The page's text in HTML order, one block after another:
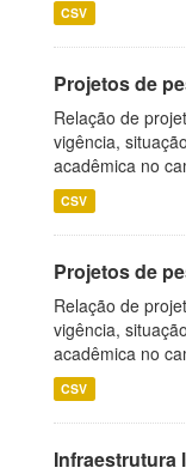
CSV
Projetos de
Relação de
vigência,
acadêmica no
CSV
Projetos de
Relação de
vigência,
acadêmica no
CSV
Infraestrutura